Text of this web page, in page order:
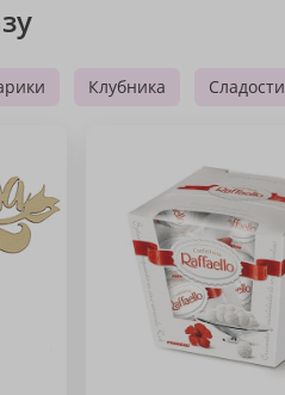
Клубника Сладости